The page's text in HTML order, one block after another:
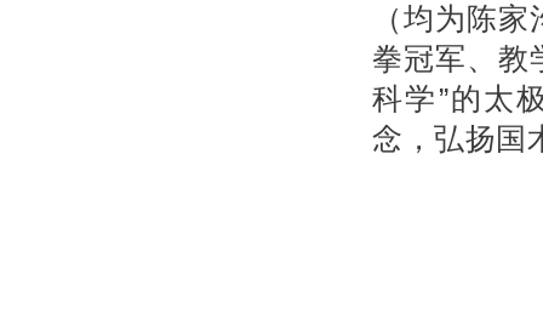
（均为陈
拳冠军、教
科学”的太
念，弘扬国